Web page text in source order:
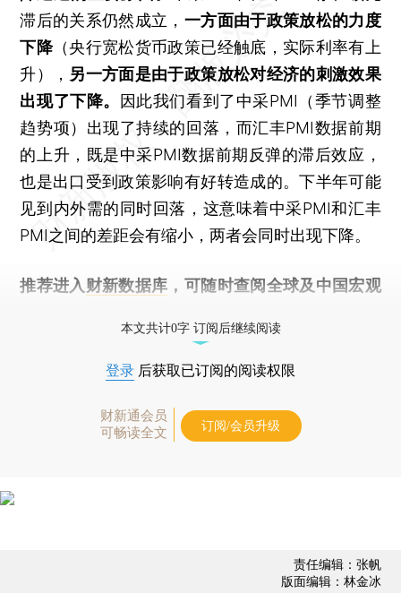
滞后的关系仍然成立， 一方面由于政策放松的力度
下降（央行宽松货币政策已经触底，实际利率有上
升）， 另一方面是由于政策放松对经济的刺激效果
出现了下降。
因此我们看到了中采PMI（季节调整
趋势项）出现了持续的回落，而汇丰PMI数据前期
的上升，既是中采PMI数据前期反弹的滞后效应，
也是出口受到政策影响有好转造成的。下半年可能
见到内外需的同时回落，这意味着中采PMI和汇丰
PMI之间的差距会有缩小，两者会同时出现下降。
推荐进入 财新数据库 ，可随时查阅全球及中国宏观
本文共计0字 订阅后继续阅读
登录 后获取已订阅的阅读权限
财新通会员
可畅读全文
订阅/会员升级
责任编辑：张帆
版面编辑：林金冰